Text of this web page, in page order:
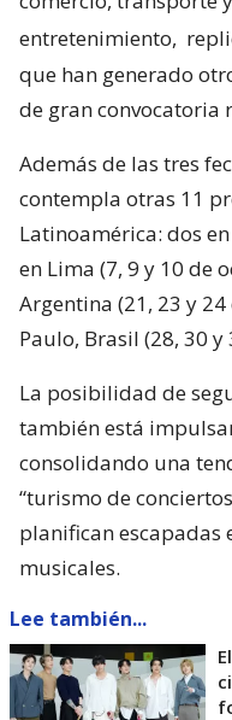
entretenimiento,
que han generado
de gran convocatoria
Además de las tres
contempla otras 11
Latinoamérica: dos
en Lima (7, 9 y 10 de
Argentina (21, 23 y
Paulo, Brasil (28, 30
La posibilidad de
también está
consolidando una
“turismo de
planifican escapadas
musicales.
Lee también...